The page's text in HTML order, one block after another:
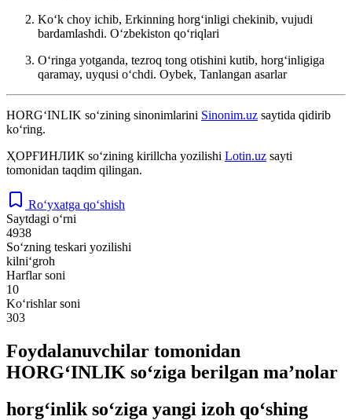
Koʻk choy ichib, Erkinning horgʻinligi chekinib, vujudi
bardamlashdi. Oʻzbekiston qoʻriqlari
Oʻringa yotganda, tezroq tong otishini kutib, horgʻinligiga
qaramay, uyqusi oʻchdi. Oybek, Tanlangan asarlar
HORG‘INLIK so‘zining sinonimlarini Sinonim.uz saytida qidirib
ko‘ring.
ҲОРҒИНЛИК so‘zining kirillcha yozilishi Lotin.uz sayti
tomonidan taqdim qilingan.
Ro‘yxatga qo‘shish
Saytdagi o‘rni
4938
So‘zning teskari yozilishi
kilni‘groh
Harflar soni
10
Ko‘rishlar soni
303
Foydalanuvchilar tomonidan
HORG‘INLIK so‘ziga berilgan ma’nolar
horg‘inlik so‘ziga yangi izoh qo‘shing